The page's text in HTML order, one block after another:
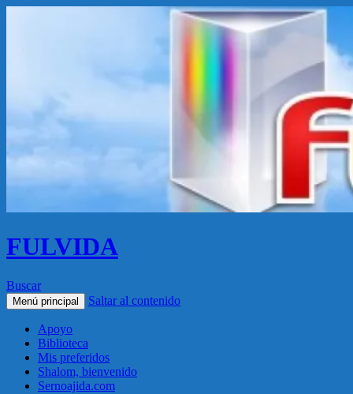
FULVIDA
Buscar
Menú principal Saltar al contenido
Apoyo
Biblioteca
Mis preferidos
Shalom, bienvenido
Sernoajida.com